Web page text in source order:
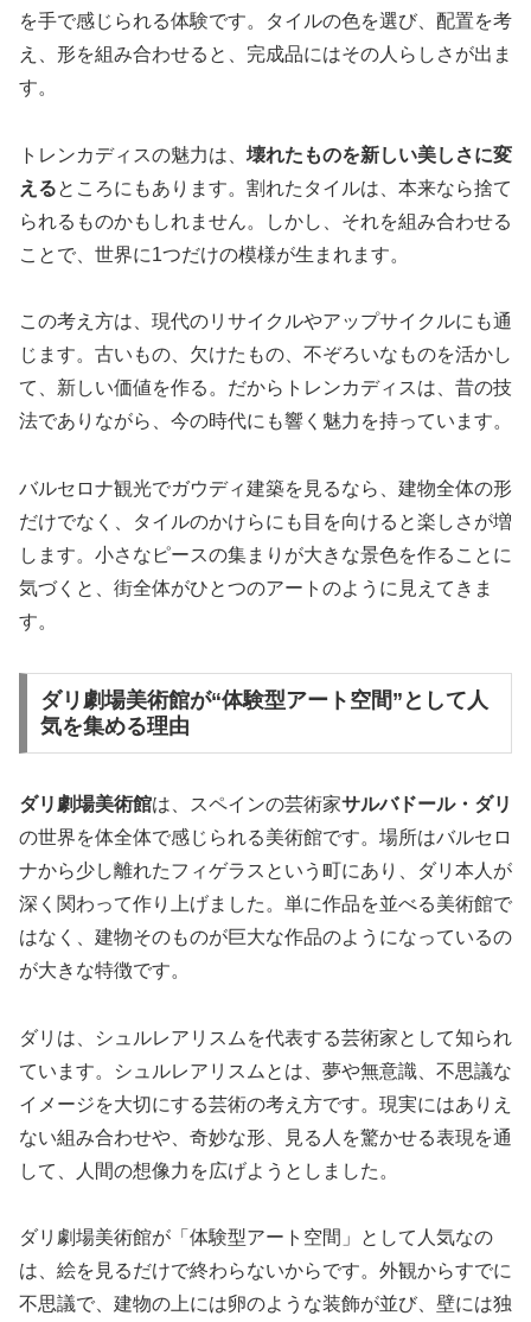
を手で感じられる体験です。タイルの色を選び、配置を考
え、形を組み合わせると、完成品にはその人らしさが出ま
す。
トレンカディスの魅力は、 壊れたものを新しい美しさに変
えるところにもあります。割れたタイルは、本来なら捨て
られるものかもしれません。しかし、それを組み合わせる
ことで、世界に1つだけの模様が生まれます。
この考え方は、現代のリサイクルやアップサイクルにも通
じます。古いもの、欠けたもの、不ぞろいなものを活かし
て、新しい価値を作る。だからトレンカディスは、昔の技
法でありながら、今の時代にも響く魅力を持っています。
バルセロナ観光でガウディ建築を見るなら、建物全体の形
だけでなく、タイルのかけらにも目を向けると楽しさが増
します。小さなピースの集まりが大きな景色を作ることに
気づくと、街全体がひとつのアートのように見えてきま
す。
ダリ劇場美術館が“体験型アート空間”として人
気を集める理由
ダリ劇場美術館は、スペインの芸術家サルバドール・ダリ
の世界を体全体で感じられる美術館です。場所はバルセロ
ナから少し離れたフィゲラスという町にあり、ダリ本人が
深く関わって作り上げました。単に作品を並べる美術館で
はなく、建物そのものが巨大な作品のようになっているの
が大きな特徴です。
ダリは、シュルレアリスムを代表する芸術家として知られ
ています。シュルレアリスムとは、夢や無意識、不思議な
イメージを大切にする芸術の考え方です。現実にはありえ
ない組み合わせや、奇妙な形、見る人を驚かせる表現を通
して、人間の想像力を広げようとしました。
ダリ劇場美術館が「体験型アート空間」として人気なの
は、絵を見るだけで終わらないからです。外観からすでに
不思議で、建物の上には卵のような装飾が並び、壁には独